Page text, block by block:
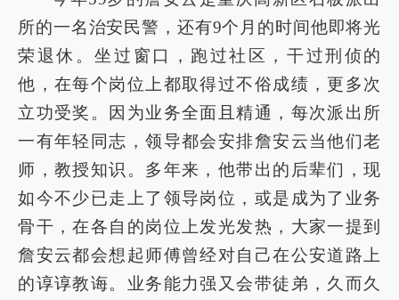
所的一名治安民警，还有9个月的时间他即将光
荣退休。坐过窗口，跑过社区，干过刑侦的
他，在每个岗位上都取得过不俗成绩，更多次
立功受奖。因为业务全面且精通，每次派出所
一有年轻同志，领导都会安排詹安云当他们老
师，教授知识。多年来，他带出的后辈们，现
如今不少已走上了领导岗位，或是成为了业务
骨干，在各自的岗位上发光发热，大家一提到
詹安云都会想起师傅曾经对自己在公安道路上
的谆谆教诲。业务能力强又会带徒弟，久而久